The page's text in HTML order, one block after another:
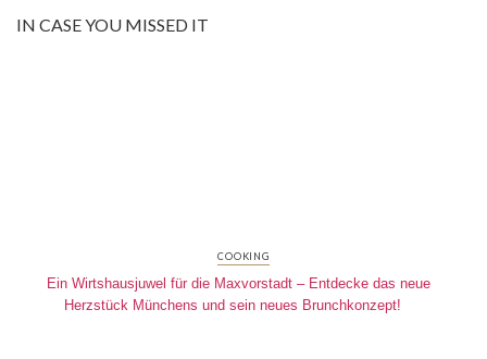
IN CASE YOU MISSED IT
COOKING
Ein Wirtshausjuwel für die Maxvorstadt – Entdecke das neue
Herzstück Münchens und sein neues Brunchkonzept!